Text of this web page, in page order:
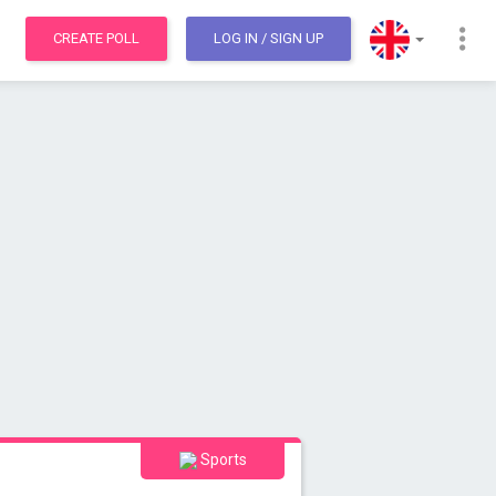
CREATE POLL LOG IN / SIGN UP
Sports